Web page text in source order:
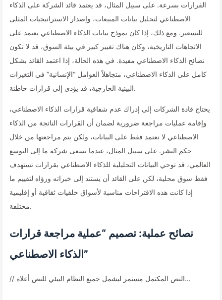
القرارات بسرعة. على سبيل المثال، قد يعتمد قائد الشركة على الذكاء
الاصطناعي لتحليل بيانات المبيعات، وإصدار الاستراتيجيات المثلى
للتسعير. ومع ذلك، إذا كان نموذج بيانات الذكاء الاصطناعي يعتمد على
الاتجاهات التاريخية، وكان هناك تغيير كبير في بيئة السوق، قد لا تكون
نصائح الذكاء الاصطناعي مفيدة. في هذه الحالة، إذا اعتمد القائد بشكل
كامل على الذكاء الاصطناعي، متجاهلاً العوامل “الإنسانية” في التغيرات
البيئية الخارجية، قد يؤدي إلى قرارات خاطئة.
يحتاج قادة الشركات إلى إدراك عدم شفافية قرارات الذكاء الاصطناعي،
وإقامة عمليات مراجعة ضرورية لضمان أن القرارات الناتجة من الذكاء
الاصطناعي لا تعتمد فقط على البيانات، ولكن يتم مراجعتها من خلال
حكم البشر. على سبيل المثال، عندما تسعى شركة ما إلى التوسع
العالمي، قد توحي البيانات التحليلية للذكاء الاصطناعي بقرارات تستهدف
فقط سوق محلية، لكن على القائد أن يستند إلى خبراته ورؤاه لتقييم ما
إذا كانت هذه الاقتراحات مناسبة لأسواق خلفيات ثقافية أو إقليمية
مختلفة.
نصائح عملية: تصميم “عملية مراجعة قرارات
الذكاء الاصطناعي”
// النص المكتمل مستمر ليشمل جميع النظام البيئي للنص أعلاه…